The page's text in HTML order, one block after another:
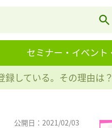
セミナー・イベント
している。その理由は？
公開日：2021/02/03